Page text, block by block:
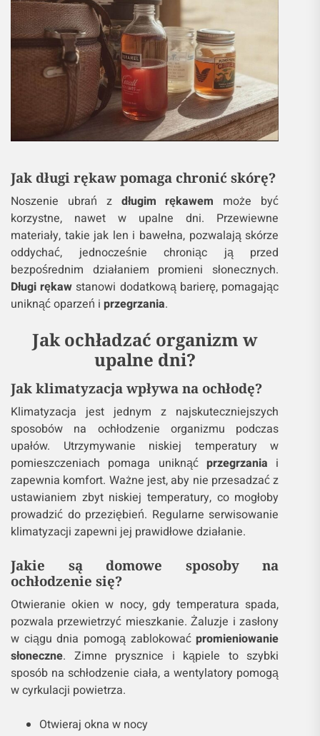
Jak długi rękaw pomaga chronić skórę?
Noszenie ubrań z długim rękawem może być
korzystne, nawet w upalne dni. Przewiewne
materiały, takie jak len i bawełna, pozwalają skórze
oddychać, jednocześnie chroniąc ją przed
bezpośrednim działaniem promieni słonecznych.
Długi rękaw stanowi dodatkową barierę, pomagając
uniknąć oparzeń i przegrzania.
Jak ochładzać organizm w
upalne dni?
Jak klimatyzacja wpływa na ochłodę?
Klimatyzacja jest jednym z najskuteczniejszych
sposobów na ochłodzenie organizmu podczas
upałów. Utrzymywanie niskiej temperatury w
pomieszczeniach pomaga uniknąć przegrzania i
zapewnia komfort. Ważne jest, aby nie przesadzać z
ustawianiem zbyt niskiej temperatury, co mogłoby
prowadzić do przeziębień. Regularne serwisowanie
klimatyzacji zapewni jej prawidłowe działanie.
Jakie są domowe sposoby na
ochłodzenie się?
Otwieranie okien w nocy, gdy temperatura spada,
pozwala przewietrzyć mieszkanie. Żaluzje i zasłony
w ciągu dnia pomogą zablokowaćpromieniowanie
słoneczne. Zimne prysznice i kąpiele to szybki
sposób na schłodzenie ciała, a wentylatory pomogą
w cyrkulacji powietrza.
Otwieraj okna w nocy